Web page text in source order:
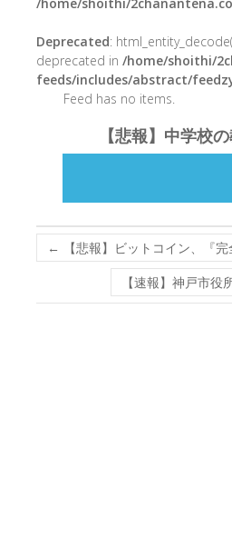
Deprecated:
deprecated in /home/shoithi/
feeds/includes/abstract/
Feed has no items.
【悲報】中学校
←
【悲報】ビットコイン、『
【速報】神戸市